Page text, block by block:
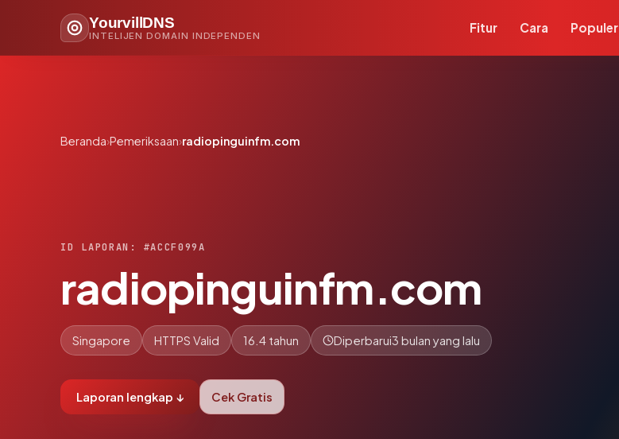
YourvillDNS
INTELIJEN DOMAIN INDEPENDEN
Fitur Cara Populer
Beranda›Pemeriksaan›radiopinguinfm.com
ID LAPORAN: #ACCF099A
radiopinguinfm.com
Singapore HTTPS Valid 16.4 tahun Diperbarui3 bulan yang lalu
Laporan lengkap ↓ Cek Gratis